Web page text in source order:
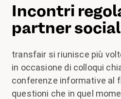
Incontri
partner
transfair si riunisce più
in occasione di colloqui
conferenze informative al
questioni che in quel